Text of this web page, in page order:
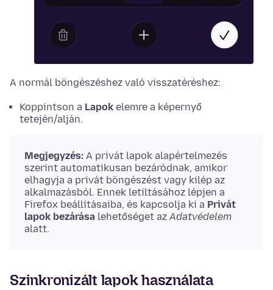
A normál böngészéshez való visszatéréshez:
Koppintson a Lapok elemre a képernyő
tetején/alján.
Megjegyzés: A privát lapok alapértelmezés
szerint automatikusan bezáródnak, amikor
elhagyja a privát böngészést vagy kilép az
alkalmazásból. Ennek letiltásához lépjen a
Firefox beállításaiba, és kapcsolja ki a Privát
lapok bezárása lehetőséget az Adatvédelem
alatt.
Szinkronizált lapok használata